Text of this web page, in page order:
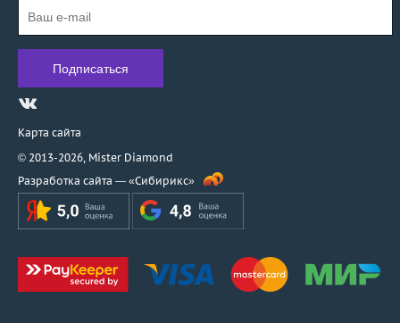
Карта сайта
© 2013-2026, Mister Diamond
Разработка сайта — «Сибирикс»